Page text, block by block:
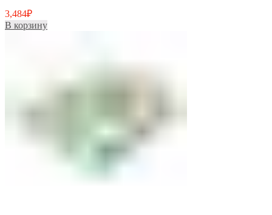
3,484₽
В корзину